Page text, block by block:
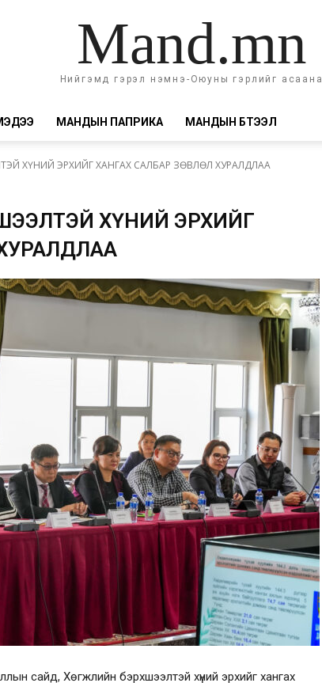
Mand.mn
Нийгэмд гэрэл нэмнэ-Оюуны гэрлийг асаана
МАНДЫН ПАПРИКА МАНДЫН БҮТЭЭЛ
ХҮНИЙ ЭРХИЙГ ХАНГАХ САЛБАР ЗӨВЛӨЛ ХУРАЛДЛАА
ХҮНИЙ ЭРХИЙГ
ХУРАЛДЛАА
сайд, Хөгжлийн бэрхшээлтэй хүний эрхийг хангах